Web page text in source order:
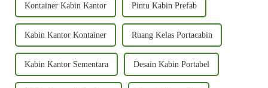
Kontainer Kabin Kantor Pintu Kabin Prefab
Kabin Kantor Kontainer Ruang Kelas Portacabin
Kabin Kantor Sementara Desain Kabin Portabel